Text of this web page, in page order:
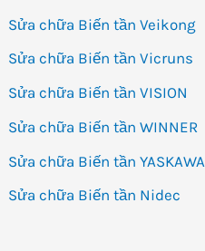
Sửa chữa Biến tần Veikong
Sửa chữa Biến tần Vicruns
Sửa chữa Biến tần VISION
Sửa chữa Biến tần WINNER
Sửa chữa Biến tần YASKAWA
Sửa chữa Biến tần Nidec